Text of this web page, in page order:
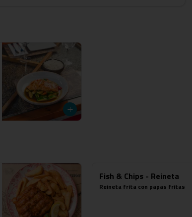
Fish & Chips - Reineta
Reineta frita con papas fritas